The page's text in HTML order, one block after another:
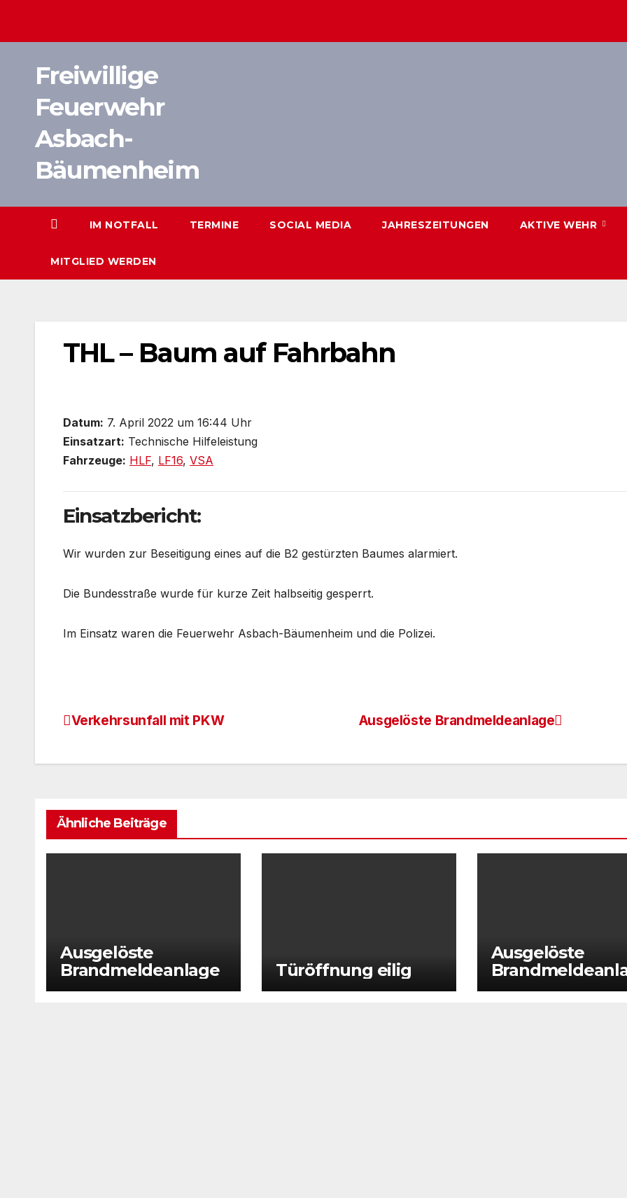
Freiwillige
Feuerwehr
Asbach-
Bäumenheim
IM NOTFALL TERMINE SOCIAL MEDIA JAHRESZEITUNGEN AKTIVE WEHR
MITGLIED WERDEN
THL – Baum auf Fahrbahn
Datum: 7. April 2022 um 16:44 Uhr
Einsatzart: Technische Hilfeleistung
Fahrzeuge: HLF, LF16, VSA
Einsatzbericht:
Wir wurden zur Beseitigung eines auf die B2 gestürzten Baumes alarmiert.
Die Bundesstraße wurde für kurze Zeit halbseitig gesperrt.
Im Einsatz waren die Feuerwehr Asbach-Bäumenheim und die Polizei.
Beitrags-
Ausgelöste Brandmeldeanlage
Verkehrsunfall mit PKW
Ähnliche Beiträge
Ausgelöste
Brandmeldeanlage
Türöffnung eilig
Ausgelöste